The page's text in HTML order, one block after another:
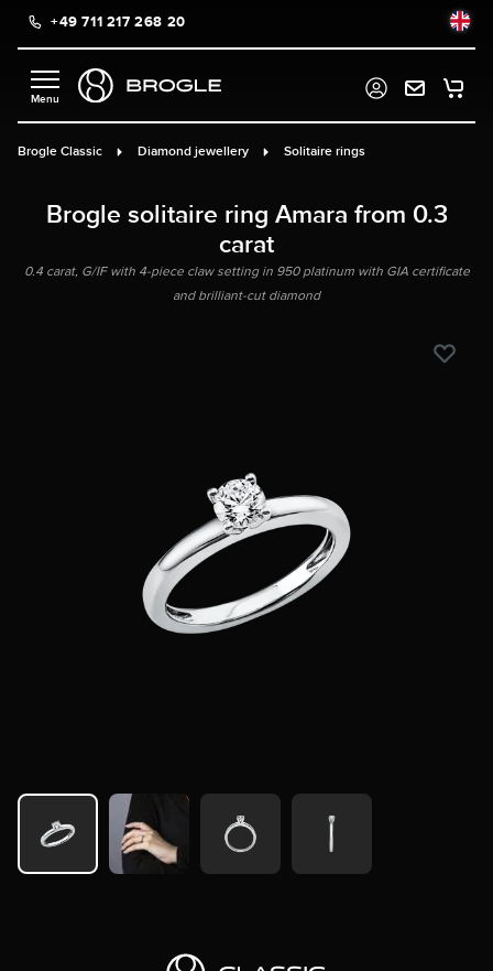
content+49 711 217 268 20
Brogle Classic Diamond jewellery Solitaire rings
Brogle solitaire ring Amara from 0.3
carat
0.4 carat, G/IF with 4-piece claw setting in 950 platinum with GIA certificate
and brilliant-cut diamond